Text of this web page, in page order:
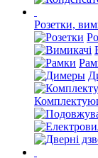
Розетки,